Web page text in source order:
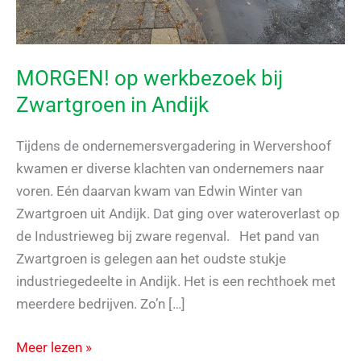
MORGEN! op werkbezoek bij
Zwartgroen in Andijk
Tijdens de ondernemersvergadering in Wervershoof
kwamen er diverse klachten van ondernemers naar
voren. Eén daarvan kwam van Edwin Winter van
Zwartgroen uit Andijk. Dat ging over wateroverlast op
de Industrieweg bij zware regenval. Het pand van
Zwartgroen is gelegen aan het oudste stukje
industriegedeelte in Andijk. Het is een rechthoek met
meerdere bedrijven. Zo’n […]
MORGEN!
Meer lezen »